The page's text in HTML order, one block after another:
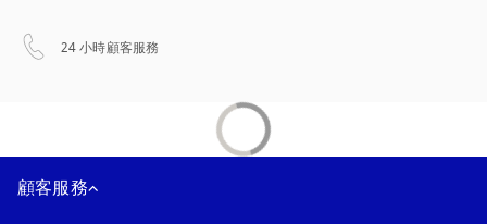
24 小時顧客服務
顧客服務